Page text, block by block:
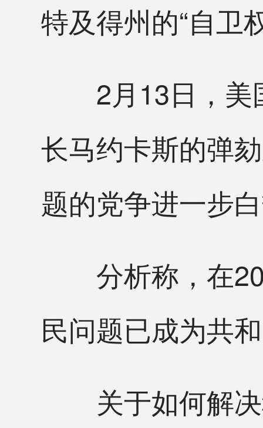
特及得州的“自卫
2月13日，美
长马约卡斯的弹
题的党争进一步
分析称，在
民问题已成为共
关于如何解决